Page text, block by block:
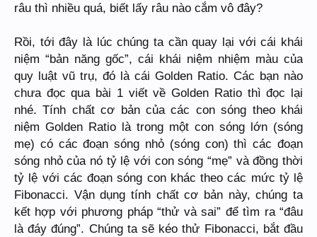
râu thì nhiều quá, biết lấy râu nào cắm vô đây?
Rồi, tới đây là lúc chúng ta cần quay lại với cái khái
niệm “bản năng gốc”, cái khái niệm nhiệm màu của
quy luật vũ trụ, đó là cái Golden Ratio. Các bạn nào
chưa đọc qua bài 1 viết về Golden Ratio thì đọc lại
nhé. Tính chất cơ bản của các con sóng theo khái
niệm Golden Ratio là trong một con sóng lớn (sóng
mẹ) có các đoạn sóng nhỏ (sóng con) thì các đoạn
sóng nhỏ của nó tỷ lệ với con sóng “mẹ” và đồng thời
tỷ lệ với các đoạn sóng con khác theo các mức tỷ lệ
Fibonacci. Vận dụng tính chất cơ bản này, chúng ta
kết hợp với phương pháp “thử và sai” để tìm ra “đâu
là đáy đúng”. Chúng ta sẽ kéo thử Fibonacci, bắt đầu